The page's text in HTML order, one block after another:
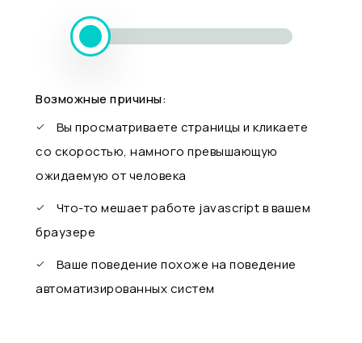
Возможные причины:
Вы просматриваете страницы и кликаете
со скоростью, намного превышающую
ожидаемую от человека
Что-то мешает работе javascript в вашем
браузере
Ваше поведение похоже на поведение
автоматизированных систем